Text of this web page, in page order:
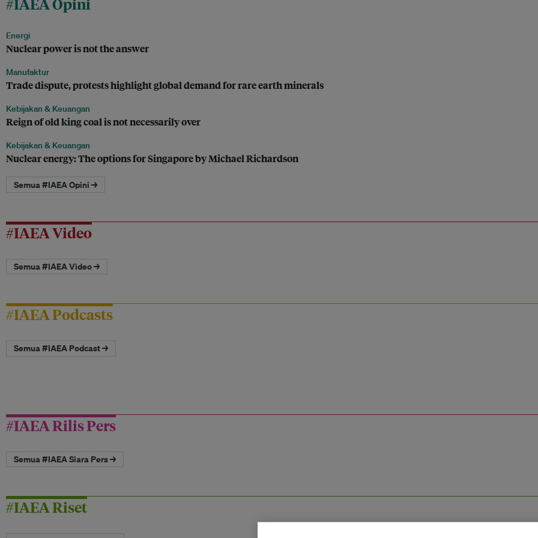
Energi
Nuclear power is not the answer
Manufaktur
Trade dispute, protests highlight global demand for rare earth minerals
Kebijakan & Keuangan
Reign of old king coal is not necessarily over
Kebijakan & Keuangan
Nuclear energy: The options for Singapore by Michael Richardson
Semua #IAEA Opini →
#IAEA Video
Semua #IAEA Video →
#IAEA Podcasts
Semua #IAEA Podcast →
#IAEA Rilis Pers
Semua #IAEA Siara Pers →
#IAEA Riset